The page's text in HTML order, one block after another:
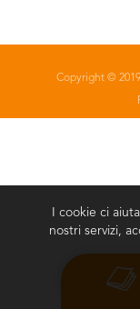
Copyright ©
I cookie ci
nostri servizi,